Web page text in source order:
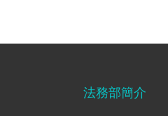
法務部簡介